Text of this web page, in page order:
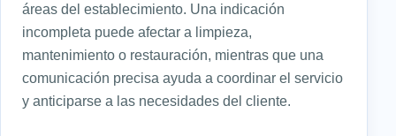
áreas del establecimiento. Una indicación
incompleta puede afectar a limpieza,
mantenimiento o restauración, mientras que una
comunicación precisa ayuda a coordinar el servicio
y anticiparse a las necesidades del cliente.